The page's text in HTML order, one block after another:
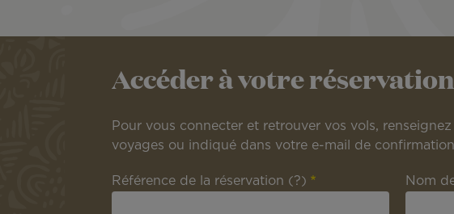
Accéder à votre réservation
Pour vous connecter et retrouver vos vols,
voyages ou indiqué dans votre e-mail de
Référence de la réservation (?) Nom